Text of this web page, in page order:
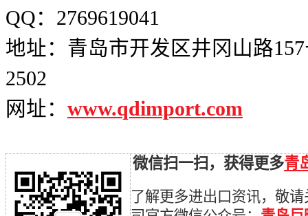
QQ：2769619041
地址：青岛市开发区井冈山路
2502
网址： www.qdimport.com
微信扫一扫，获得更多青
了解更多进出口资讯，敬请